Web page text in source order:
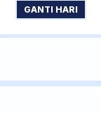
GANTI HARI